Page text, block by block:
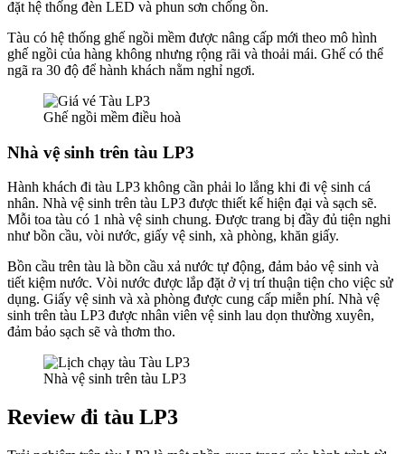
đặt hệ thống đèn LED và phun sơn chống ồn.
Tàu có hệ thống ghế ngồi mềm được nâng cấp mới theo mô hình
ghế ngồi của hàng không nhưng rộng rãi và thoải mái. Ghế có thể
ngã ra 30 độ để hành khách nằm nghỉ ngơi.
Ghế ngồi mềm điều hoà
Nhà vệ sinh trên tàu LP3
Hành khách đi tàu LP3 không cần phải lo lắng khi đi vệ sinh cá
nhân. Nhà vệ sinh trên tàu LP3 được thiết kế hiện đại và sạch sẽ.
Mỗi toa tàu có 1 nhà vệ sinh chung. Được trang bị đầy đủ tiện nghi
như bồn cầu, vòi nước, giấy vệ sinh, xà phòng, khăn giấy.
Bồn cầu trên tàu là bồn cầu xả nước tự động, đảm bảo vệ sinh và
tiết kiệm nước. Vòi nước được lắp đặt ở vị trí thuận tiện cho việc sử
dụng. Giấy vệ sinh và xà phòng được cung cấp miễn phí. Nhà vệ
sinh trên tàu LP3 được nhân viên vệ sinh lau dọn thường xuyên,
đảm bảo sạch sẽ và thơm tho.
Nhà vệ sinh trên tàu LP3
Review đi tàu LP3